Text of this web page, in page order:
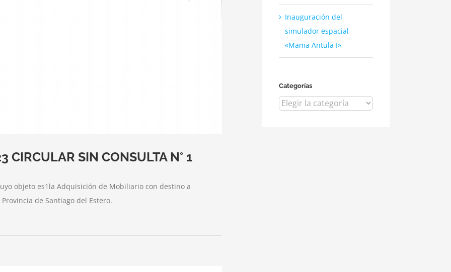
SIN CONSULTA N° 1
objeto es1la Adquisición de Mobiliario con destino a
de Santiago del Estero.
Inauguración del
simulador espacial
«Mama Antula I»
Categorías
Categorías